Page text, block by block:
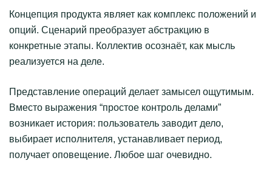
Концепция продукта являет как комплекс положений и
опций. Сценарий преобразует абстракцию в
конкретные этапы. Коллектив осознаёт, как мысль
реализуется на деле.
Представление операций делает замысел ощутимым.
Вместо выражения “простое контроль делами”
возникает история: пользователь заводит дело,
выбирает исполнителя, устанавливает период,
получает оповещение. Любое шаг очевидно.